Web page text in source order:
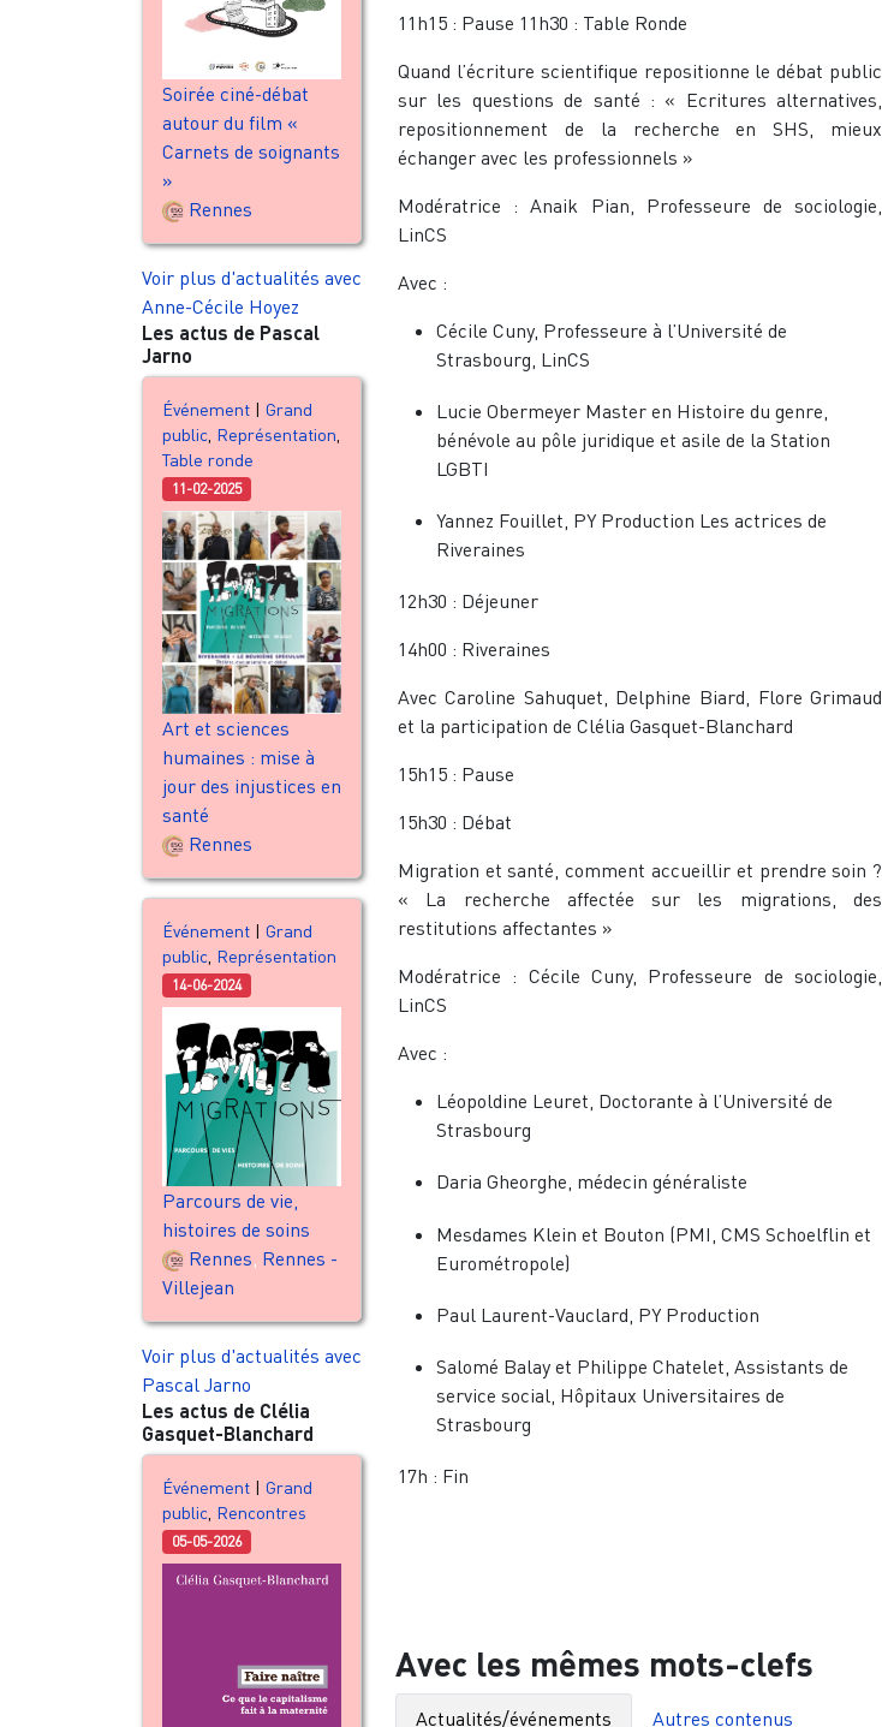
Soirée ciné-débat
autour du film «
Carnets de soignants
»
Rennes
Voir plus d'actualités avec
Anne-Cécile Hoyez
Les actus de Pascal
Jarno
Événement | Grand
public Représentation
Table ronde
11-02-2025
Art et sciences
humaines : mise à
jour des injustices en
santé
Rennes
Événement | Grand
public Représentation
14-06-2024
Parcours de vie,
histoires de soins
Rennes, Rennes -
Villejean
Voir plus d'actualités avec
Pascal Jarno
Les actus de Clélia
Gasquet-Blanchard
Événement | Grand
public Rencontres
05-05-2026
11h15 : Pause 11h30 : Table Ronde
Quand l’écriture scientifique repositionne le débat public
sur les questions de santé : « Ecritures alternatives,
repositionnement de la recherche en SHS, mieux
échanger avec les professionnels »
Modératrice : Anaik Pian, Professeure de sociologie,
LinCS
Avec :
Cécile Cuny, Professeure à l’Université de
Strasbourg, LinCS
Lucie Obermeyer Master en Histoire du genre,
bénévole au pôle juridique et asile de la Station
LGBTI
Yannez Fouillet, PY Production Les actrices de
Riveraines
12h30 : Déjeuner
14h00 : Riveraines
Avec Caroline Sahuquet, Delphine Biard, Flore Grimaud
et la participation de Clélia Gasquet-Blanchard
15h15 : Pause
15h30 : Débat
Migration et santé, comment accueillir et prendre soin ?
« La recherche affectée sur les migrations, des
restitutions affectantes »
Modératrice : Cécile Cuny, Professeure de sociologie,
LinCS
Avec :
Léopoldine Leuret, Doctorante à l’Université de
Strasbourg
Daria Gheorghe, médecin généraliste
Mesdames Klein et Bouton (PMI, CMS Schoelflin et
Eurométropole)
Paul Laurent-Vauclard, PY Production
Salomé Balay et Philippe Chatelet, Assistants de
service social, Hôpitaux Universitaires de
Strasbourg
17h : Fin
Avec les mêmes mots-clefs
Actualités/événements Autres contenus